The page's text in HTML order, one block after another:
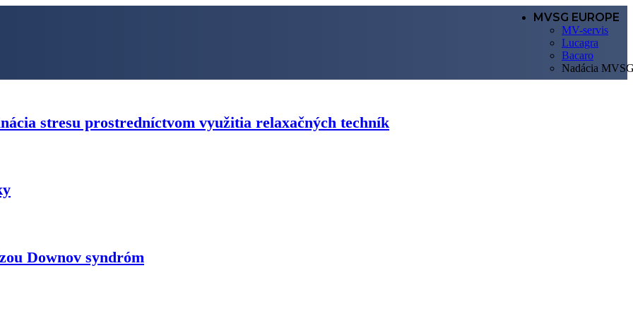
MVSG EUROPE
MV-servis
Lucagra
Bacaro
Nadácia
stresu prostredníctvom využitia relaxačných techník
Downov syndróm